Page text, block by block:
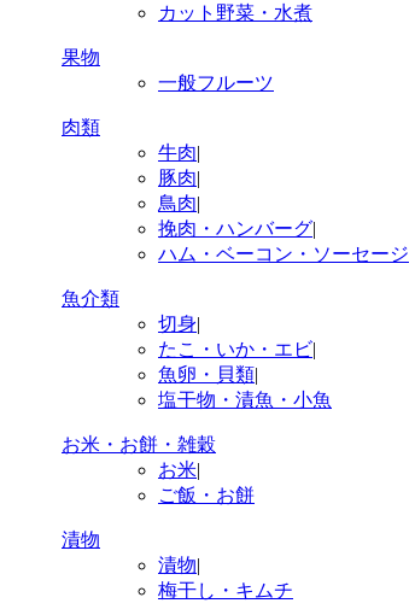
カット野菜・水煮
果物
一般フルーツ
肉類
牛肉|
豚肉|
鳥肉|
挽肉・ハンバーグ|
ハム・ベーコン・ソーセージ
魚介類
切身|
たこ・いか・エビ|
魚卵・貝類|
塩干物・漬魚・小魚
お米・お餅・雑穀
お米|
ご飯・お餅
漬物
漬物|
梅干し・キムチ